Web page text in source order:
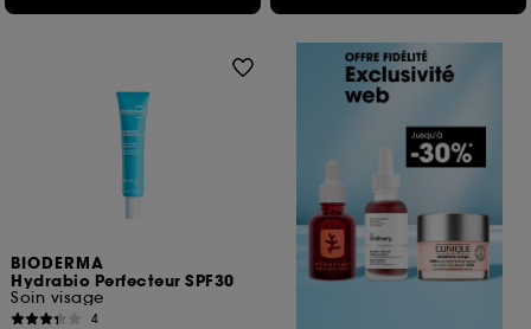
BIODERMA
Hydrabio Perfecteur SPF30
Soin visage
4